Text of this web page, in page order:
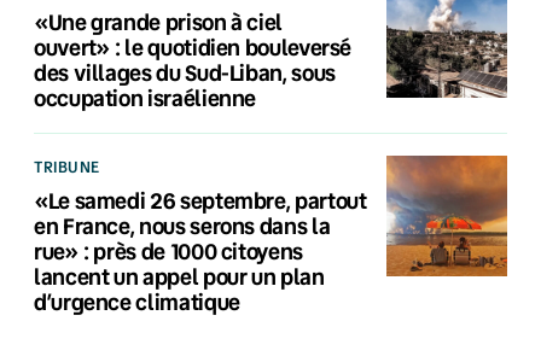
«Une grande prison à ciel
ouvert» : le quotidien bouleversé
des villages du Sud-Liban, sous
occupation israélienne
TRIBUNE
«Le samedi 26 septembre, partout
en France, nous serons dans la
rue» : près de 1000 citoyens
lancent un appel pour un plan
d’urgence climatique